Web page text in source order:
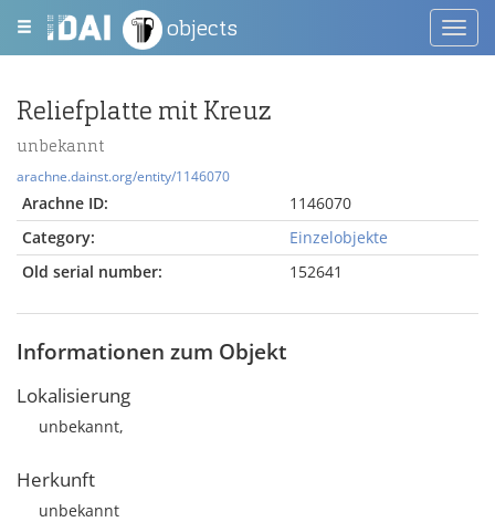
objects
Reliefplatte mit Kreuz
unbekannt
arachne.dainst.org/entity/1146070
Arachne ID:
1146070
Category:
Einzelobjekte
Old serial number:
152641
Informationen zum Objekt
Lokalisierung
unbekannt,
Herkunft
unbekannt